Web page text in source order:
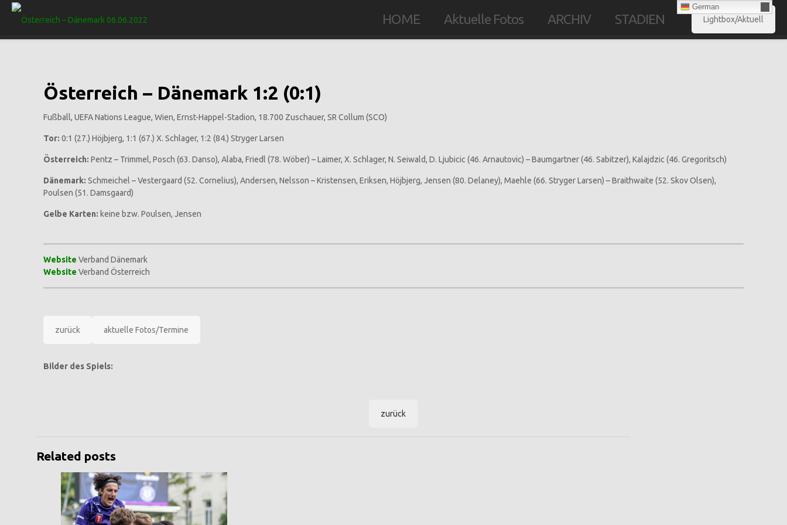
HOME Aktuelle Fotos ARCHIV STADIEN
German
Lightbox/Aktuell
Österreich – Dänemark 1:2 (0:1)
Fußball, UEFA Nations League, Wien, Ernst-Happel-Stadion, 18.700 Zuschauer, SR Collum (SCO)
Tor: 0:1 (27.) Höjbjerg, 1:1 (67.) X. Schlager, 1:2 (84.) Stryger Larsen
Österreich:Pentz – Trimmel, Posch (63. Danso), Alaba, Friedl (78. Wöber) – Laimer, X. Schlager, N. Seiwald, D. Ljubicic (46. Arnautovic) – Baumgartner (46. Sabitzer), Kalajdzic (46. Gregoritsch)
Dänemark:Schmeichel – Vestergaard (52. Cornelius), Andersen, Nelsson – Kristensen, Eriksen, Höjbjerg, Jensen (80. Delaney), Maehle (66. Stryger Larsen) – Braithwaite (52. Skov Olsen),
Poulsen (51. Damsgaard)
Gelbe Karten: keine bzw. Poulsen, Jensen
Website Verband Dänemark
Website Verband Österreich
zurück aktuelle Fotos/Termine
Bilder des Spiels:
zurück
Related posts